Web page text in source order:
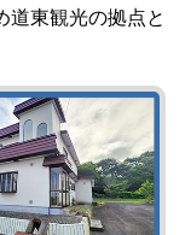
道東観光の拠点と